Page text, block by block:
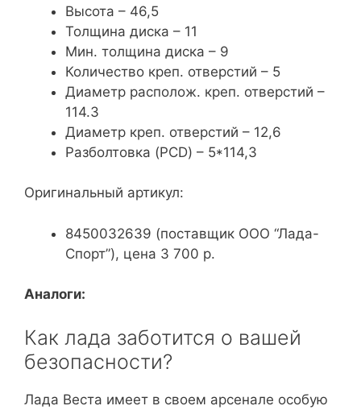
Высота – 46,5
Толщина диска – 11
Мин. толщина диска – 9
Количество креп. отверстий – 5
Диаметр располож. креп. отверстий –
114.3
Диаметр креп. отверстий – 12,6
Разболтовка (PCD) – 5*114,3
Оригинальный артикул:
8450032639 (поставщик ООО “Лада-
Спорт”), цена 3 700 р.
Аналоги:
Как лада заботится о вашей
безопасности?
Лада Веста имеет в своем арсенале особую